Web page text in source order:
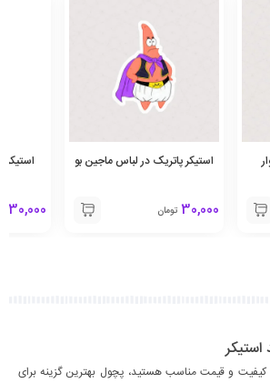
استیکر پاتریک در لباس ماجین بو
30,000 تومان 30,000
کیفیت و قیمت مناسب هستید، پچول بهترین گزینه برای